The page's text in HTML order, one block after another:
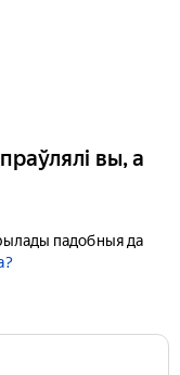
вы, а
падобныя да